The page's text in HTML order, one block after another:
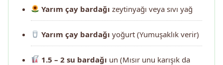
Yarım çay bardağı zeytinyağı veya sıvı yağ
Yarım çay bardağı yoğurt (Yumuşaklık verir)
1.5 – 2 su bardağı un (Mısır unu karışık da